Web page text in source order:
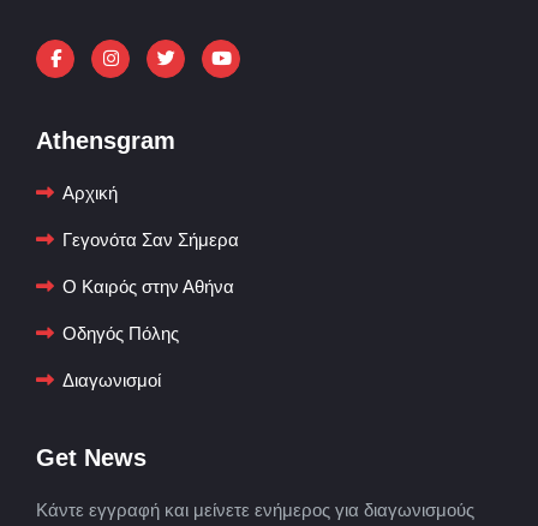
Athensgram
Αρχική
Γεγονότα Σαν Σήμερα
Ο Καιρός στην Αθήνα
Οδηγός Πόλης
Διαγωνισμοί
Get News
Κάντε εγγραφή και μείνετε ενήμερος για διαγωνισμούς